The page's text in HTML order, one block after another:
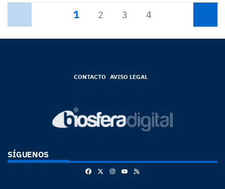
1 2 3 4
CONTACTO AVISO LEGAL
SÍGUENOS
FacebookInstagram